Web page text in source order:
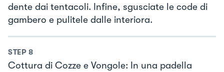
dente dai tentacoli. Infine, sgusciate le code di
gambero e pulitele dalle interiora.
STEP 8
Cottura di Cozze e Vongole: In una padella